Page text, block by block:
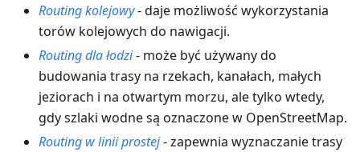
Routing kolejowy- daje możliwość wykorzystania
torów kolejowych do nawigacji.
Routing dla łodzi- może być używany do
budowania trasy na rzekach, kanałach, małych
jeziorach i na otwartym morzu, ale tylko wtedy,
gdy szlaki wodne są oznaczone w OpenStreetMap.
Routing w linii prostej- zapewnia wyznaczanie trasy